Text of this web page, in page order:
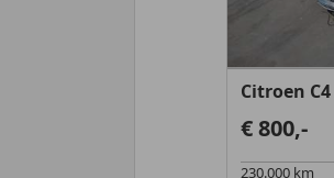
Citroen C4
€ 800,-
230.000 km